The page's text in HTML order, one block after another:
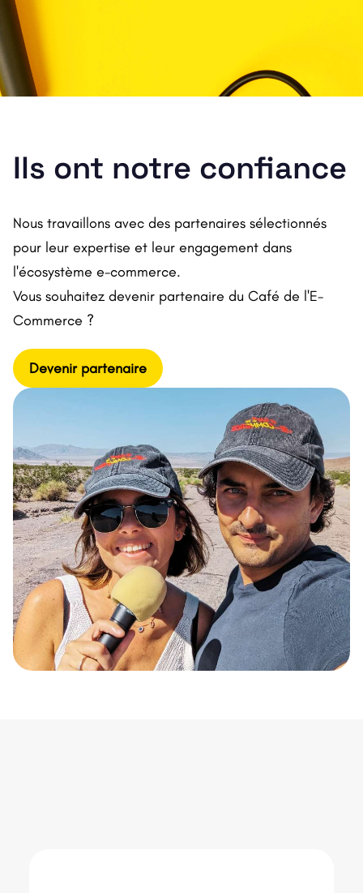
Ils ont notre confiance
Nous travaillons avec des partenaires sélectionnés
pour leur expertise et leur engagement dans
l'écosystème e-commerce.
Vous souhaitez devenir partenaire du Café de l'E-
Commerce ?
Devenir partenaire